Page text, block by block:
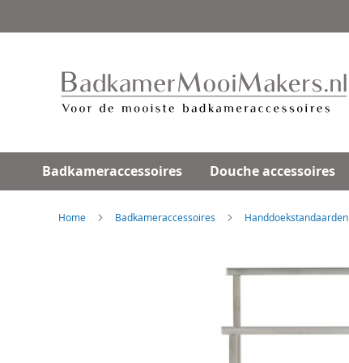
direct
inhoud
Badkameraccessoires Douche accessoires
Home Badkameraccessoires Handdoekstandaarden